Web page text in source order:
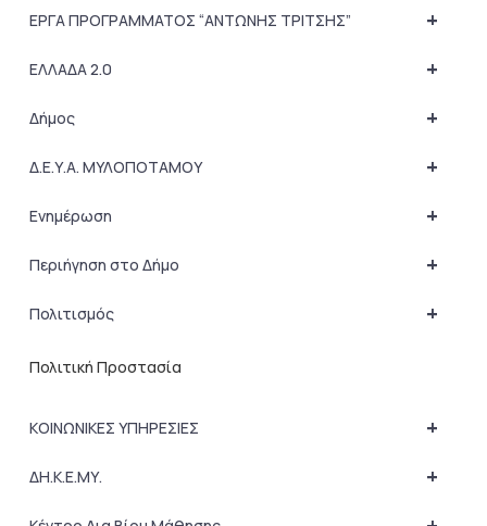
+
ΕΡΓΑ ΠΡΟΓΡΑΜΜΑΤΟΣ “ΑΝΤΩΝΗΣ ΤΡΙΤΣΗΣ”
+
ΕΛΛΑΔΑ 2.0
+
Δήμος
+
Δ.Ε.Υ.Α. ΜΥΛΟΠΟΤΑΜΟΥ
+
Ενημέρωση
+
Περιήγηση στο Δήμο
+
Πολιτισμός
Πολιτική Προστασία
+
ΚΟΙΝΩΝΙΚΕΣ ΥΠΗΡΕΣΙΕΣ
+
ΔΗ.Κ.Ε.ΜΥ.